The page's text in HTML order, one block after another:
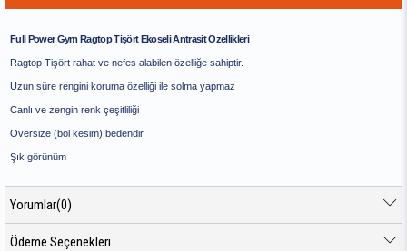
Full Power Gym Ragtop Tişört Ekoseli Antrasit Özellikleri
Ragtop Tişört rahat ve nefes alabilen özelliğe sahiptir.
Uzun süre rengini koruma özelliği ile solma yapmaz
Canlı ve zengin renk çeşitliliği
Oversize (bol kesim) bedendir.
Şık görünüm
Yorumlar(0)
Ödeme Seçenekleri